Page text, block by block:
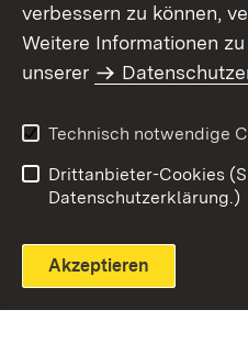
Themenübersicht
verbessern zu können,
Weitere Informationen
unserer
Technisch notwendige
Drittanbieter-Cookies
Datenschutzerklärung.)
Akzeptieren